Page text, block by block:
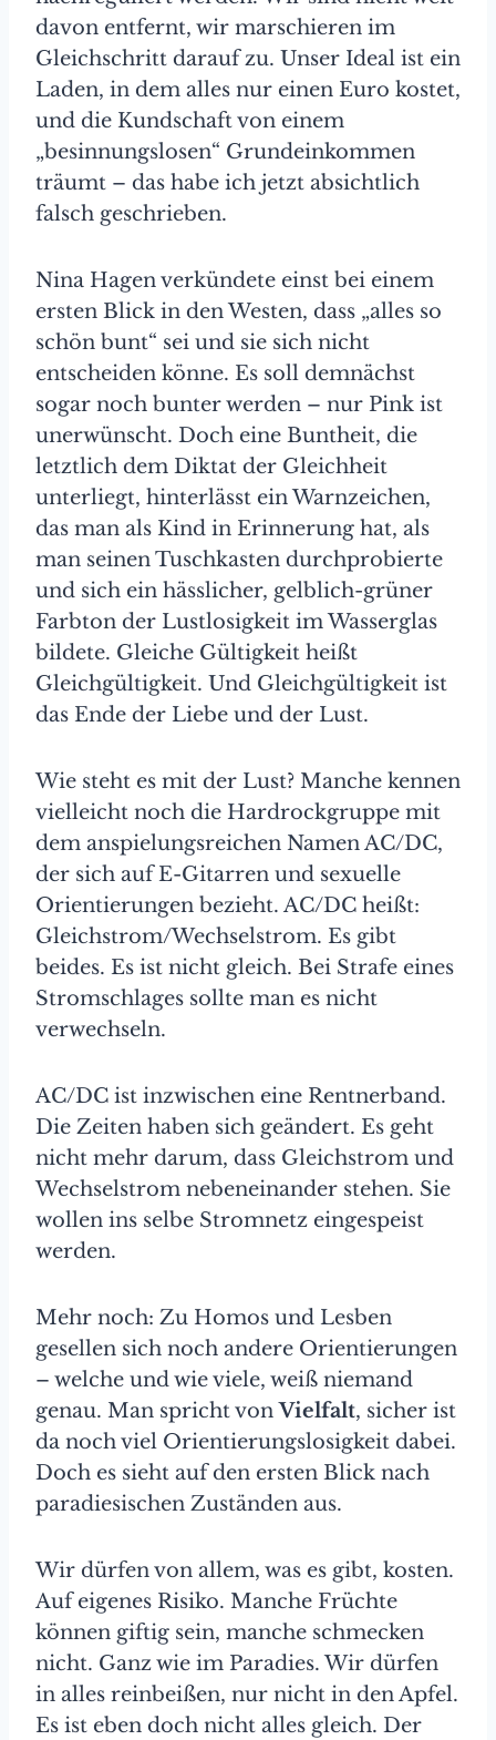
davon entfernt, wir marschieren im
Gleichschritt darauf zu. Unser Ideal ist ein
Laden, in dem alles nur einen Euro kostet,
und die Kundschaft von einem
„besinnungslosen“ Grundeinkommen
träumt – das habe ich jetzt absichtlich
falsch geschrieben.
Nina Hagen verkündete einst bei einem
ersten Blick in den Westen, dass „alles so
schön bunt“ sei und sie sich nicht
entscheiden könne. Es soll demnächst
sogar noch bunter werden – nur Pink ist
unerwünscht. Doch eine Buntheit, die
letztlich dem Diktat der Gleichheit
unterliegt, hinterlässt ein Warnzeichen,
das man als Kind in Erinnerung hat, als
man seinen Tuschkasten durchprobierte
und sich ein hässlicher, gelblich-grüner
Farbton der Lustlosigkeit im Wasserglas
bildete. Gleiche Gültigkeit heißt
Gleichgültigkeit. Und Gleichgültigkeit ist
das Ende der Liebe und der Lust.
Wie steht es mit der Lust? Manche kennen
vielleicht noch die Hardrockgruppe mit
dem anspielungsreichen Namen AC/DC,
der sich auf E-Gitarren und sexuelle
Orientierungen bezieht. AC/DC heißt:
Gleichstrom/Wechselstrom. Es gibt
beides. Es ist nicht gleich. Bei Strafe eines
Stromschlages sollte man es nicht
verwechseln.
AC/DC ist inzwischen eine Rentnerband.
Die Zeiten haben sich geändert. Es geht
nicht mehr darum, dass Gleichstrom und
Wechselstrom nebeneinander stehen. Sie
wollen ins selbe Stromnetz eingespeist
werden.
Mehr noch: Zu Homos und Lesben
gesellen sich noch andere Orientierungen
– welche und wie viele, weiß niemand
genau. Man spricht vonVielfalt, sicher ist
da noch viel Orientierungslosigkeit dabei.
Doch es sieht auf den ersten Blick nach
paradiesischen Zuständen aus.
Wir dürfen von allem, was es gibt, kosten.
Auf eigenes Risiko. Manche Früchte
können giftig sein, manche schmecken
nicht. Ganz wie im Paradies. Wir dürfen
in alles reinbeißen, nur nicht in den Apfel.
Es ist eben doch nicht alles gleich. Der